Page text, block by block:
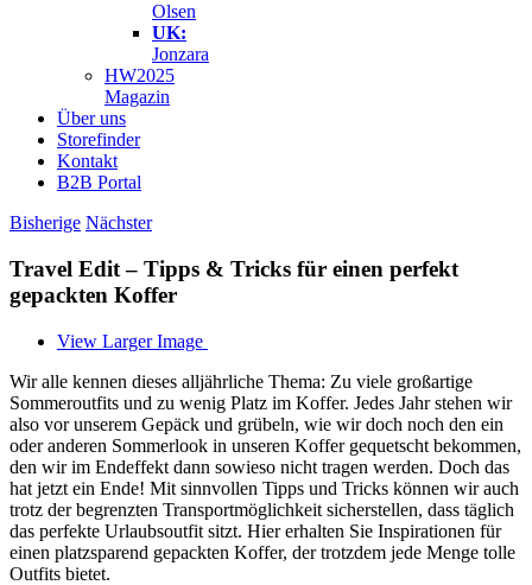
Olsen
UK:
Jonzara
HW2025
Magazin
Über uns
Storefinder
Kontakt
B2B Portal
Bisherige Nächster
Travel Edit – Tipps & Tricks für einen perfekt
gepackten Koffer
View Larger Image
Wir alle kennen dieses alljährliche Thema: Zu viele großartige
Sommeroutfits und zu wenig Platz im Koffer. Jedes Jahr stehen wir
also vor unserem Gepäck und grübeln, wie wir doch noch den ein
oder anderen Sommerlook in unseren Koffer gequetscht bekommen,
den wir im Endeffekt dann sowieso nicht tragen werden. Doch das
hat jetzt ein Ende! Mit sinnvollen Tipps und Tricks können wir auch
trotz der begrenzten Transportmöglichkeit sicherstellen, dass täglich
das perfekte Urlaubsoutfit sitzt. Hier erhalten Sie Inspirationen für
einen platzsparend gepackten Koffer, der trotzdem jede Menge tolle
Outfits bietet.